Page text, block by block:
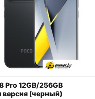
Pro 12GB/256GB
(черный)